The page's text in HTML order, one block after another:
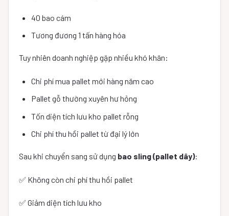
40 bao cám
Tương đương 1 tấn hàng hóa
Tuy nhiên doanh nghiệp gặp nhiều khó khăn:
Chi phí mua pallet mới hàng năm cao
Pallet gỗ thường xuyên hư hỏng
Tốn diện tích lưu kho pallet rỗng
Chi phí thu hồi pallet từ đại lý lớn
Sau khi chuyển sang sử dụng bao sling (pallet dây):
✅ Không còn chi phí thu hồi pallet
✅ Giảm diện tích lưu kho